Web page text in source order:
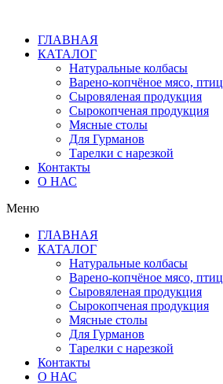
содержимому
ГЛАВНАЯ
КАТАЛОГ
Натуральные колбасы
Варено-копчёное мясо,
Сыровяленая продукция
Сырокопченая продукция
Мясные столы
Для Гурманов
Тарелки с нарезкой
Контакты
О НАС
Меню
ГЛАВНАЯ
КАТАЛОГ
Натуральные колбасы
Варено-копчёное мясо,
Сыровяленая продукция
Сырокопченая продукция
Мясные столы
Для Гурманов
Тарелки с нарезкой
Контакты
О НАС